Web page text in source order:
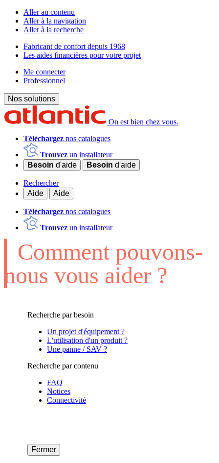
Aller au contenu
Aller à la navigation
Aller à la recherche
Fabricant de confort depuis 1968
Les aides financières pour votre projet
Me connecter
Professionnel
Nos solutions
On est bien chez vous.
Téléchargez nos catalogues
Trouvez un installateur
Besoin d'aide Besoin d'aide
Rechercher
Aide
Aide
Téléchargez nos catalogues
Trouvez un installateur
Comment pouvons-
nous vous aider ?
Recherche par besoin
Un projet d'équipement ?
L'utilisation d'un produit ?
Une panne / SAV ?
Recherche par contenu
FAQ
Notices
Connectivité
Fermer